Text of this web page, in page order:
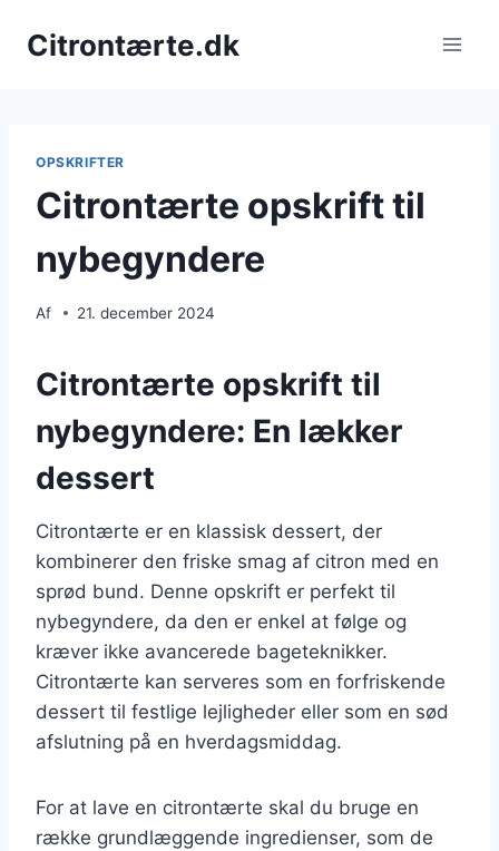
Citrontærte.dk
OPSKRIFTER
Citrontærte opskrift til
nybegyndere
Af 21. december 2024
Citrontærte opskrift til
nybegyndere: En lækker
dessert
Citrontærte er en klassisk dessert, der
kombinerer den friske smag af citron med en
sprød bund. Denne opskrift er perfekt til
nybegyndere, da den er enkel at følge og
kræver ikke avancerede bageteknikker.
Citrontærte kan serveres som en forfriskende
dessert til festlige lejligheder eller som en sød
afslutning på en hverdagsmiddag.
For at lave en citrontærte skal du bruge en
række grundlæggende ingredienser, som de